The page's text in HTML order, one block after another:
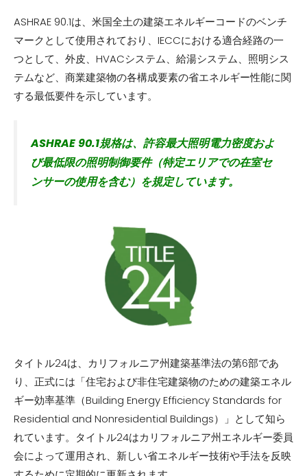
ASHRAE 90.1は、米国全土の建築エネルギーコードのベンチ
マークとして使用されており、IECCにおける適合経路の一
つとして、外皮、HVACシステム、給湯システム、照明シス
テムなど、商業建築物の各構成要素の省エネルギー性能に関
する最低要件を示しています。
ASHRAE 90.1規格は、許容最大照明電力密度およ
び最低限の照明制御要件（特定エリアでの在室セ
ンサーの使用を含む）を規定しています。
タイトル24は、カリフォルニア州建築基準法の第6部であ
り、正式には「住宅および非住宅建築物のための建築エネル
ギー効率基準（Building Energy Efficiency Standards for
Residential and Nonresidential Buildings）」として知ら
れています。タイトル24はカリフォルニア州エネルギー委員
会によって運用され、新しい省エネルギー技術や手法を反映